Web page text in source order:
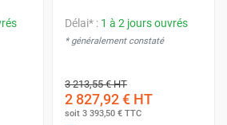
Délai* : 1 à 2 jours ouvrés
* généralement constaté
3 213,55 €HT
2 827,92 € HT
soit 3 393,50 € TTC